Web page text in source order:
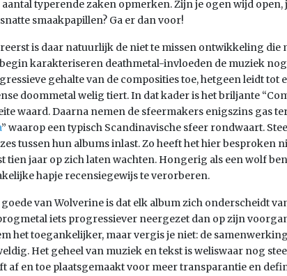
aantal typerende zaken opmerken. Zijn je ogen wijd
smaakpapillen? Ga er dan voor!
is daar natuurlijk de niet te missen ontwikkeling die
karakteriseren deathmetal-invloeden de muziek
gehalte van de composities toe, hetgeen leidt tot
doommetal welig tiert. In dat kader is het briljante
waard. Daarna nemen de sfeermakers enigszins gas
” waarop een typisch Scandinavische sfeer rondwaart.
tussen hun albums inlast. Zo heeft het hier besproken
tien jaar op zich laten wachten. Hongerig als een wolf
hapje recensiegewijs te verorberen.
van Wolverine is dat elk album zich onderscheidt
iets progressiever neergezet dan op zijn
het toegankelijker, maar vergis je niet: de
Het geheel van muziek en tekst is weliswaar nog
af en toe plaatsgemaakt voor meer transparantie en